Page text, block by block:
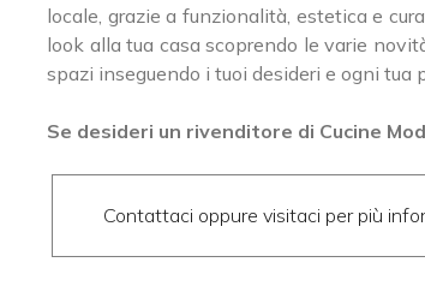
locale, grazie a funzionalità, estetica e
look alla tua casa scoprendo le varie
spazi inseguendo i tuoi desideri e ogni tua
Se desideri un rivenditore di Cucine
Contattaci oppure visitaci per più